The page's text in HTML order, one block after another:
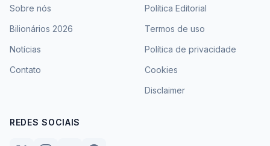
Sobre nós
Bilionários 2026
Notícias
Contato
Política Editorial
Termos de uso
Política de privacidade
Cookies
Disclaimer
REDES SOCIAIS